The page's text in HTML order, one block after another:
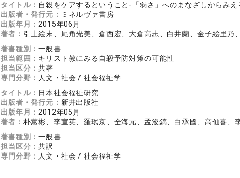
タイトル： 自殺をケアするということ‐「弱さ」へのまなざしからみえ
出版者・発行元： ミネルヴァ書房
出版年月： 2015年06月
著者： 引土絵末、尾角光美、倉西宏、大倉高志、白井蘭、金子絵里
著書種別：一般書
担当範囲： キリスト教にみる自殺予防対策の可能性
担当区分：共著
専門分野： 人文・社会 / 社会福祉学
タイトル： 日本社会福祉研究
出版者・発行元： 新井出版社
出版年月： 2012年05月
著者： 朴蕙彬、李宣英、羅珉京、全海元、孟浚鎬、白承國、高仙喜、
著書種別：一般書
担当区分：共訳
専門分野： 人文・社会 / 社会福祉学